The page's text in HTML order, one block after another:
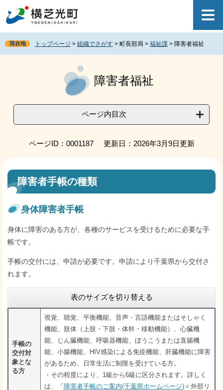
ジ
先
頭
ュ
を
飛
現在地 トップページ > 組織でさがす > 町長部局 > 福祉課 > 障害者福祉
障害者福祉
ページ内目次
ページID：0001187 更新日：2026年3月9日更新
障害者手帳の種類
身体障害者手帳
身体に障害のある方が、各種のサービスを受けるために必要な手
帳です。
手帳の交付には、申請が必要です。申請により千葉県から交付さ
れます。
表のサイズを切り替える
手帳の
交付対
象とな
る方
視覚、聴覚、平衡機能、音声・言語機能またはそしゃく
機能、肢体（上肢・下肢・体幹・移動機能）、心臓機
能、じん臓機能、呼吸器機能、ぼうこうまたは直腸機
能、小腸機能、HIV感染による免疫機能、肝臓機能に障害
があるため、日常生活に制限を受けている方。
・その程度により、1級から6級に区分されます。詳しく
は、「 障害者手帳のご案内(千葉県ホームページ)＜外部リ